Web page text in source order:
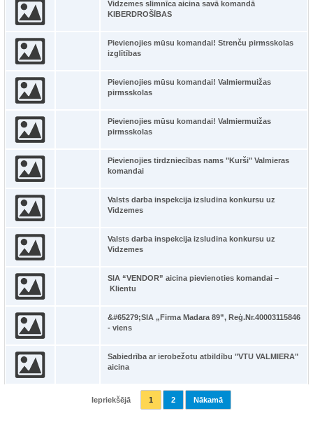
Vidzemes slimnīca aicina savā komandā
KIBERDROŠĪBAS
Pievienojies mūsu komandai! Strenču pirmsskolas
izglītības
Pievienojies mūsu komandai! Valmiermuižas
pirmsskolas
Pievienojies mūsu komandai! Valmiermuižas
pirmsskolas
Pievienojies tirdzniecības nams "Kurši" Valmieras
komandai
Valsts darba inspekcija izsludina konkursu uz
Vidzemes
Valsts darba inspekcija izsludina konkursu uz
Vidzemes
SIA “VENDOR” aicina pievienoties komandai –
Klientu
&#65279;SIA „Firma Madara 89”, Reģ.Nr.40003115846
- viens
Sabiedrība ar ierobežotu atbildību "VTU VALMIERA"
aicina
Iepriekšējā 1 2 Nākamā